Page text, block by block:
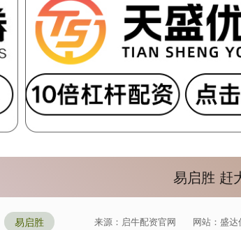
易启胜 赶
易启胜 来源：启牛配资官网 网站：盛